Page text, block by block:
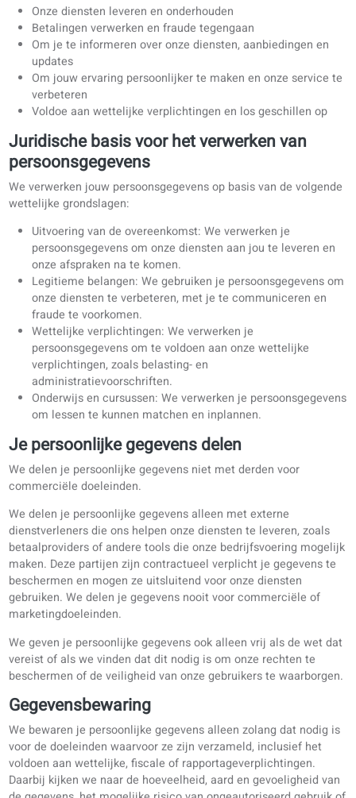
Hoe we jouw persoonlijke gegevens
gebruiken
We gebruiken je persoonsgegevens voor de volgende
Onze diensten leveren en onderhouden
Betalingen verwerken en fraude tegengaan
Om je te informeren over onze diensten, aanbiedingen
updates
Om jouw ervaring persoonlijker te maken en onze
verbeteren
Voldoe aan wettelijke verplichtingen en los geschillen
Juridische basis voor het verwerken van
persoonsgegevens
We verwerken jouw persoonsgegevens op basis van de
wettelijke grondslagen:
Uitvoering van de overeenkomst: We verwerken je
persoonsgegevens om onze diensten aan jou te
onze afspraken na te komen.
Legitieme belangen: We gebruiken je
onze diensten te verbeteren, met je te communiceren
fraude te voorkomen.
Wettelijke verplichtingen: We verwerken je
persoonsgegevens om te voldoen aan onze wettelijke
verplichtingen, zoals belasting- en
administratievoorschriften.
Onderwijs en cursussen: We verwerken je
om lessen te kunnen matchen en inplannen.
Je persoonlijke gegevens delen
We delen je persoonlijke gegevens niet met derden voor
commerciële doeleinden.
We delen je persoonlijke gegevens alleen met externe
dienstverleners die ons helpen onze diensten te leveren,
maken. Deze partijen zijn contractueel verplicht je
beschermen en mogen ze uitsluitend voor onze diensten
gebruiken. We delen je gegevens nooit voor commerciële of
marketingdoeleinden.